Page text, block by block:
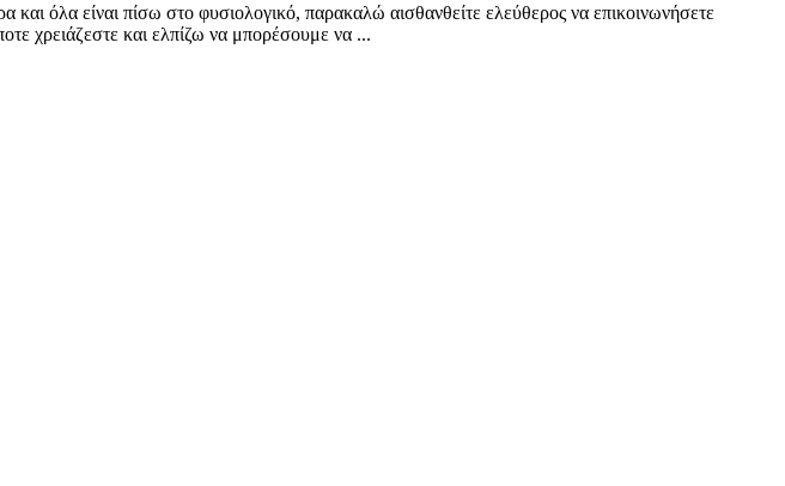
όλα είναι πίσω στο φυσιολογικό, παρακαλώ αισθανθείτε ελεύθερος να επικοινωνήσετε
χρειάζεστε και ελπίζω να μπορέσουμε να ...